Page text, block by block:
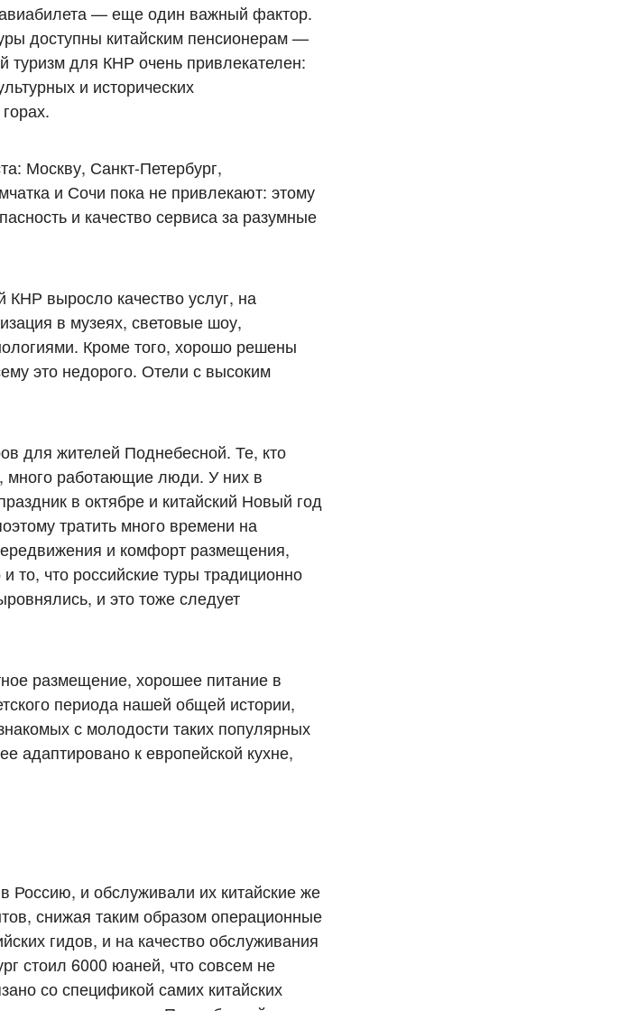
авиабилета — еще один важный фактор.
доступны китайским пенсионерам —
туризм для КНР очень привлекателен:
и исторических
Москву, Санкт-Петербург,
и Сочи пока не привлекают: этому
и качество сервиса за разумные
КНР выросло качество услуг, на
в музеях, световые шоу,
Кроме того, хорошо решены
это недорого. Отели с высоким
для жителей Поднебесной. Те, кто
много работающие люди. У них в
в октябре и китайский Новый год
тратить много времени на
и комфорт размещения,
то, что российские туры традиционно
и это тоже следует
размещение, хорошее питание в
периода нашей общей истории,
с молодости таких популярных
адаптировано к европейской кухне,
Россию, и обслуживали их китайские же
снижая таким образом операционные
гидов, и на качество обслуживания
стоил 6000 юаней, что совсем не
со спецификой самих китайских